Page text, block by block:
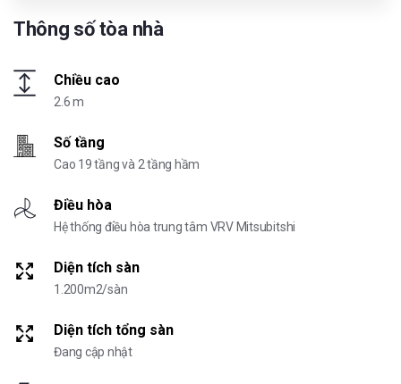
Thông số tòa nhà
Chiều cao
2.6 m
Số tầng
Cao 19 tầng và 2 tầng hầm
Điều hòa
Hệ thống điều hòa trung tâm VRV Mitsubitshi
Diện tích sàn
1.200m2/sàn
Diện tích tổng sàn
Đang cập nhật